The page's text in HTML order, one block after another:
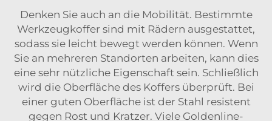
Denken Sie auch an die Mobilität. Bestimmte
Werkzeugkoffer sind mit Rädern ausgestattet,
sodass sie leicht bewegt werden können. Wenn
Sie an mehreren Standorten arbeiten, kann dies
eine sehr nützliche Eigenschaft sein. Schließlich
wird die Oberfläche des Koffers überprüft. Bei
einer guten Oberfläche ist der Stahl resistent
gegen Rost und Kratzer. Viele Goldenline-